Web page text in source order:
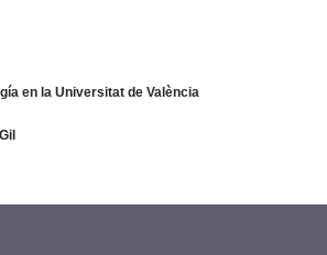
en la Universitat de València